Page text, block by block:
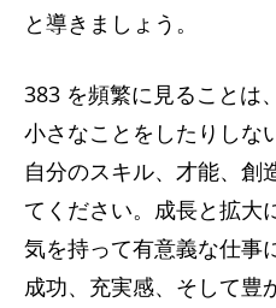
と導きましょう。
383 を頻繁に見ることは
小さなことをしたりしな
自分のスキル、才能、創
てください。成長と拡大
気を持って有意義な仕事
成功、充実感、そして豊